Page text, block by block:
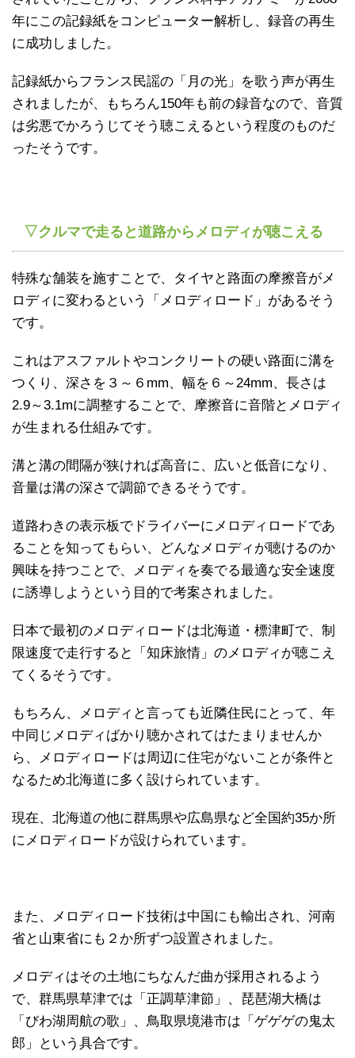
年にこの記録紙をコンピューター解析し、録音の再生
に成功しました。
記録紙からフランス民謡の「月の光」を歌う声が再生
されましたが、もちろん150年も前の録音なので、音質
は劣悪でかろうじてそう聴こえるという程度のものだ
ったそうです。
▽クルマで走ると道路からメロディが聴こえる
特殊な舗装を施すことで、タイヤと路面の摩擦音がメ
ロディに変わるという「メロディロード」があるそう
です。
これはアスファルトやコンクリートの硬い路面に溝を
つくり、深さを３～６mm、幅を６～24mm、長さは
2.9～3.1mに調整することで、摩擦音に音階とメロディ
が生まれる仕組みです。
溝と溝の間隔が狭ければ高音に、広いと低音になり、
音量は溝の深さで調節できるそうです。
道路わきの表示板でドライバーにメロディロードであ
ることを知ってもらい、どんなメロディが聴けるのか
興味を持つことで、メロディを奏でる最適な安全速度
に誘導しようという目的で考案されました。
日本で最初のメロディロードは北海道・標津町で、制
限速度で走行すると「知床旅情」のメロディが聴こえ
てくるそうです。
もちろん、メロディと言っても近隣住民にとって、年
中同じメロディばかり聴かされてはたまりませんか
ら、メロディロードは周辺に住宅がないことが条件と
なるため北海道に多く設けられています。
現在、北海道の他に群馬県や広島県など全国約35か所
にメロディロードが設けられています。
また、メロディロード技術は中国にも輸出され、河南
省と山東省にも２か所ずつ設置されました。
メロディはその土地にちなんだ曲が採用されるよう
で、群馬県草津では「正調草津節」、琵琶湖大橋は
「びわ湖周航の歌」、鳥取県境港市は「ゲゲゲの鬼太
郎」という具合です。